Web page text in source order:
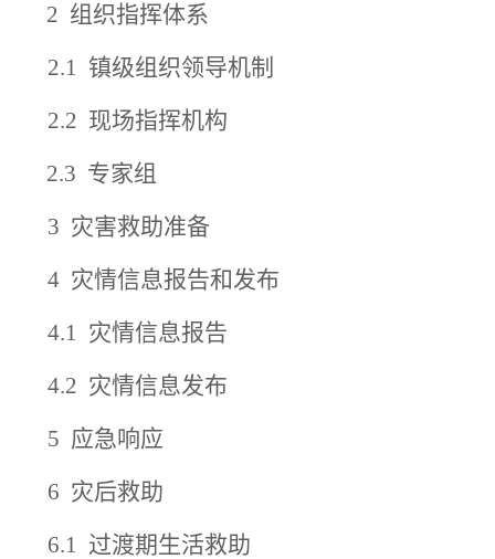
2 组织指挥体系
2.1 镇级组织领导机制
2.2 现场指挥机构
2.3 专家组
3 灾害救助准备
4 灾情信息报告和发布
4.1 灾情信息报告
4.2 灾情信息发布
5 应急响应
6 灾后救助
6.1 过渡期生活救助